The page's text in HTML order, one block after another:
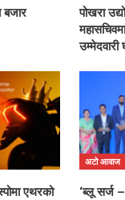
बजार
पोखरा
उम्मेदवारी
एथरको
अटो आवाज
‘ब्लू सर्ज